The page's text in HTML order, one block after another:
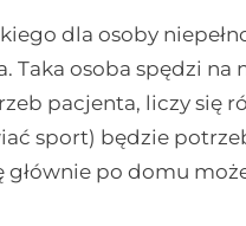
dla osoby
Taka osoba spędzi na
pacjenta, liczy się
sport) będzie
głównie po domu